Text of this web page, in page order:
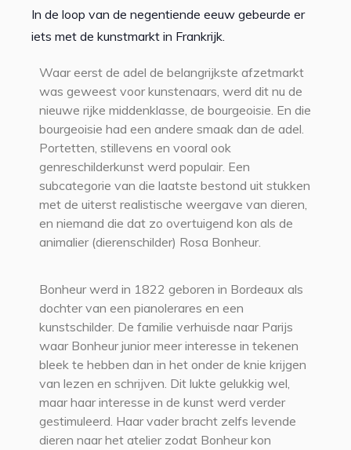
In de loop van de negentiende eeuw gebeurde er
iets met de kunstmarkt in Frankrijk.
Waar eerst de adel de belangrijkste afzetmarkt
was geweest voor kunstenaars, werd dit nu de
nieuwe rijke middenklasse, de bourgeoisie. En die
bourgeoisie had een andere smaak dan de adel.
Portetten, stillevens en vooral ook
genreschilderkunst werd populair. Een
subcategorie van die laatste bestond uit stukken
met de uiterst realistische weergave van dieren,
en niemand die dat zo overtuigend kon als de
animalier (dierenschilder) Rosa Bonheur.
Bonheur werd in 1822 geboren in Bordeaux als
dochter van een pianolerares en een
kunstschilder. De familie verhuisde naar Parijs
waar Bonheur junior meer interesse in tekenen
bleek te hebben dan in het onder de knie krijgen
van lezen en schrijven. Dit lukte gelukkig wel,
maar haar interesse in de kunst werd verder
gestimuleerd. Haar vader bracht zelfs levende
dieren naar het atelier zodat Bonheur kon